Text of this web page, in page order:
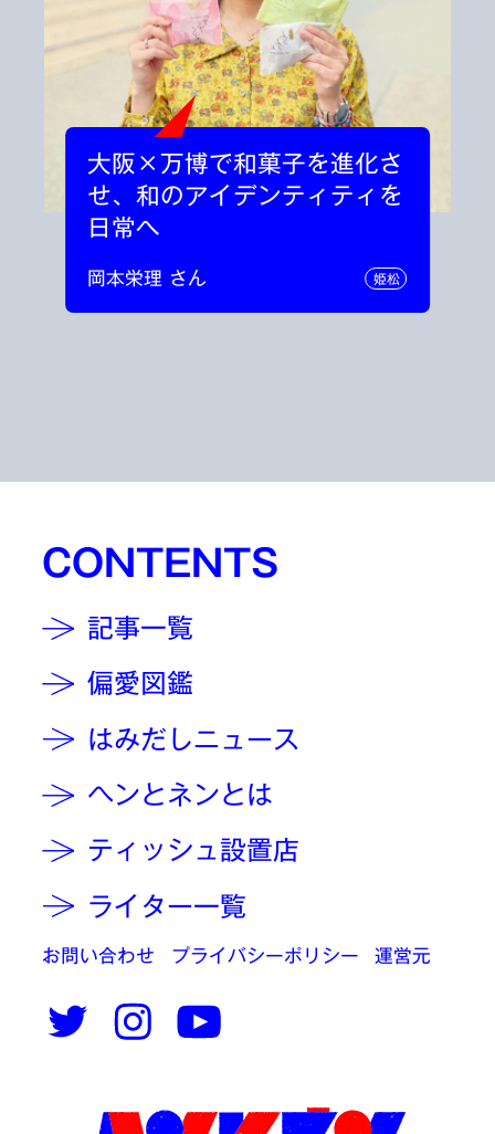
大阪×万博で和菓子を進化さ
せ、和のアイデンティティを
日常へ
岡本栄理 さん 姫松
CONTENTS
記事一覧
偏愛図鑑
はみだしニュース
ヘンとネンとは
ティッシュ設置店
ライター一覧
お問い合わせ プライバシーポリシー 運営元